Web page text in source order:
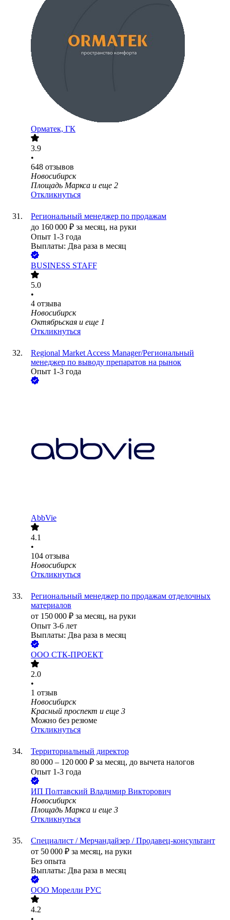
Орматек, ГК
3.9
•
648 отзывов
Новосибирск
Площадь Маркса и еще 2
Откликнуться
Региональный менеджер по продажам
до 160 000 ₽ за месяц, на руки
Опыт 1-3 года
Выплаты: Два раза в месяц
BUSINESS STAFF
5.0
•
4 отзыва
Новосибирск
Октябрьская и еще 1
Откликнуться
Regional Market Access Manager/Региональный
менеджер по выводу препаратов на рынок
Опыт 1-3 года
AbbVie
4.1
•
104 отзыва
Новосибирск
Откликнуться
Региональный менеджер по продажам отделочных
материалов
от 150 000 ₽ за месяц, на руки
Опыт 3-6 лет
Выплаты: Два раза в месяц
ООО СТК-ПРОЕКТ
2.0
•
1 отзыв
Новосибирск
Красный проспект и еще 3
Можно без резюме
Откликнуться
Территориальный директор
80 000 – 120 000 ₽ за месяц, до вычета налогов
Опыт 1-3 года
ИП Полтавский Владимир Викторович
Новосибирск
Площадь Маркса и еще 3
Откликнуться
Специалист / Мерчандайзер / Продавец-консультант
от 50 000 ₽ за месяц, на руки
Без опыта
Выплаты: Два раза в месяц
ООО Морелли РУС
4.2